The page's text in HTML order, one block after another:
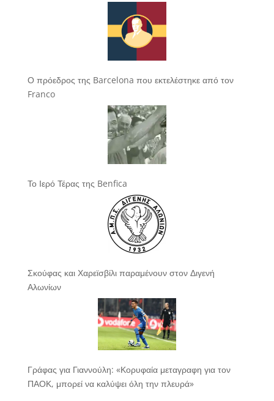
Ο πρόεδρος της Barcelona που εκτελέστηκε από τον
Franco
Το Ιερό Τέρας της Benfica
Σκούφας και Χαρεϊσβίλι παραμένουν στον Διγενή
Αλωνίων
Γράφας για Γιαννούλη: «Κορυφαία μεταγραφη για τον
ΠΑΟΚ, μπορεί να καλύψει όλη την πλευρά»